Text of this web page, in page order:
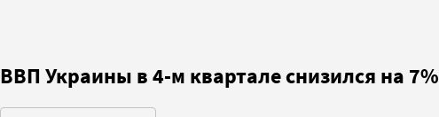
ВВП Украины в 4-м квартале снизился на 7%